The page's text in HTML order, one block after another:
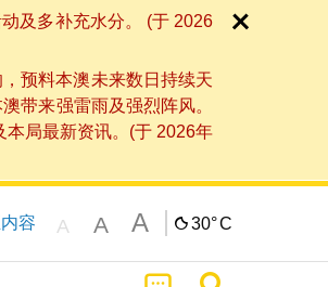
及多补充水分。 (于 2026
预料本澳未来数日持续天
带来强雷雨及强烈阵风。
局最新资讯。(于 2026年
容 A A A 30°C